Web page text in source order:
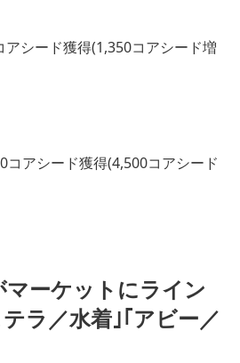
シード獲得(1,350コアシード増
a
l
o
a
d
コアシード獲得(4,500コアシード
a
n
d
d
ーケットにライン
ラ／水着｣｢アビー／